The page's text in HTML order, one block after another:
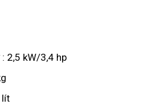
2,5 kW/3,4 hp
lít